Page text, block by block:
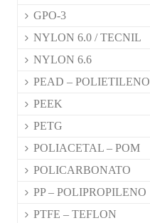
GPO-3
NYLON 6.0 / TECNIL
NYLON 6.6
PEAD – POLIETILENO
PEEK
PETG
POLIACETAL – POM
POLICARBONATO
PP – POLIPROPILENO
PTFE – TEFLON